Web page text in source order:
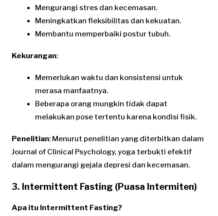
Mengurangi stres dan kecemasan.
Meningkatkan fleksibilitas dan kekuatan.
Membantu memperbaiki postur tubuh.
Kekurangan:
Memerlukan waktu dan konsistensi untuk
merasa manfaatnya.
Beberapa orang mungkin tidak dapat
melakukan pose tertentu karena kondisi fisik.
Penelitian: Menurut penelitian yang diterbitkan dalam
Journal of Clinical Psychology, yoga terbukti efektif
dalam mengurangi gejala depresi dan kecemasan.
3. Intermittent Fasting (Puasa Intermiten)
Apa itu Intermittent Fasting?